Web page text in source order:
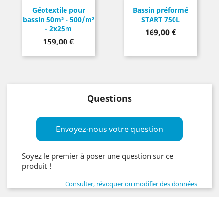
Géotextile pour
bassin 50m² - 500/m²
- 2x25m
Prix
159,00 €
Bassin préformé
START 750L
Prix
169,00 €
Questions
Envoyez-nous votre question
Soyez le premier à poser une question sur ce
produit !
Consulter, révoquer ou modifier des données